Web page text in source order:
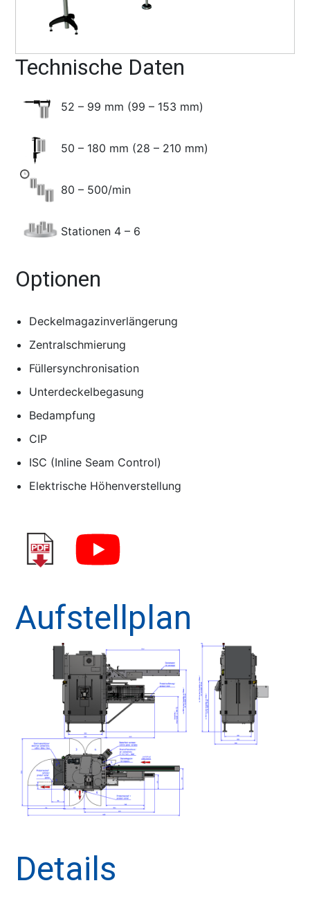
Technische Daten
52 – 99 mm (99 – 153 mm)
50 – 180 mm (28 – 210 mm)
80 – 500/min
Stationen 4 – 6
Optionen
Deckelmagazinverlängerung
Zentralschmierung
Füllersynchronisation
Unterdeckelbegasung
Bedampfung
CIP
ISC (Inline Seam Control)
Elektrische Höhenverstellung
Aufstellplan
Details